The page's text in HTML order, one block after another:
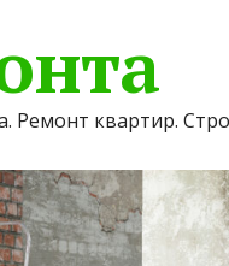
квартир.